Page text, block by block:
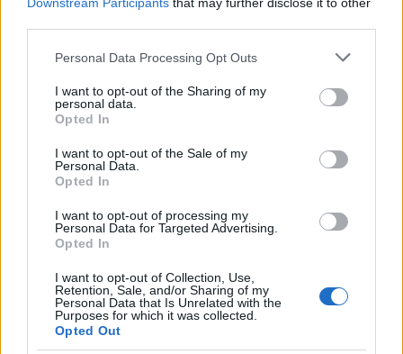
Please note that this website/app uses one or more Google
not limited to your visit or usage behaviour. You may click to
grant or deny consent to Google and its third-party tags to
use your data for below specified purposes in below Google
consent section.
Personal Data Processing Opt Outs
I want to opt-out of the Sharing of my
personal data.
Opted In
I want to opt-out of the Sale of my
Personal Data.
Opted In
I want to opt-out of processing my
Personal Data for Targeted Advertising.
Opted In
I want to opt-out of Collection, Use,
Retention, Sale, and/or Sharing of my
Personal Data that Is Unrelated with the
Purposes for which it was collected.
Opted Out
Σχόλια
Σχολίασε εδώ